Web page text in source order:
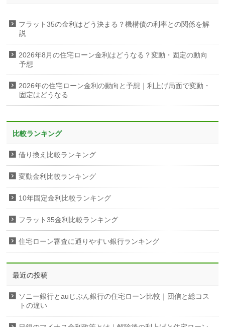
フラット35の金利はどう決まる？機構債の利率との関係を解
説
2026年8月の住宅ローン金利はどうなる？変動・固定の動向
予想
2026年の住宅ローン金利の動向と予想｜利上げ局面で変動・
固定はどうなる
比較ランキング
借り換え比較ランキング
変動金利比較ランキング
10年固定金利比較ランキング
フラット35金利比較ランキング
住宅ローン審査に通りやすい銀行ランキング
最近の投稿
ソニー銀行とauじぶん銀行の住宅ローン比較｜団信と総コス
トの違い